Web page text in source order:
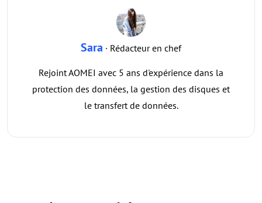
Sara · Rédacteur en chef
Rejoint AOMEI avec 5 ans d'expérience dans la
protection des données, la gestion des disques et
le transfert de données.